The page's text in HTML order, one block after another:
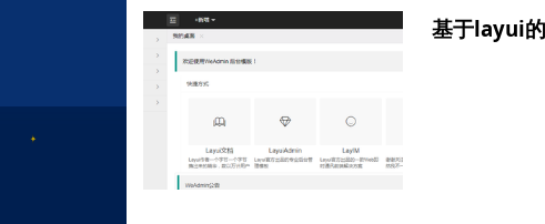
基于layui